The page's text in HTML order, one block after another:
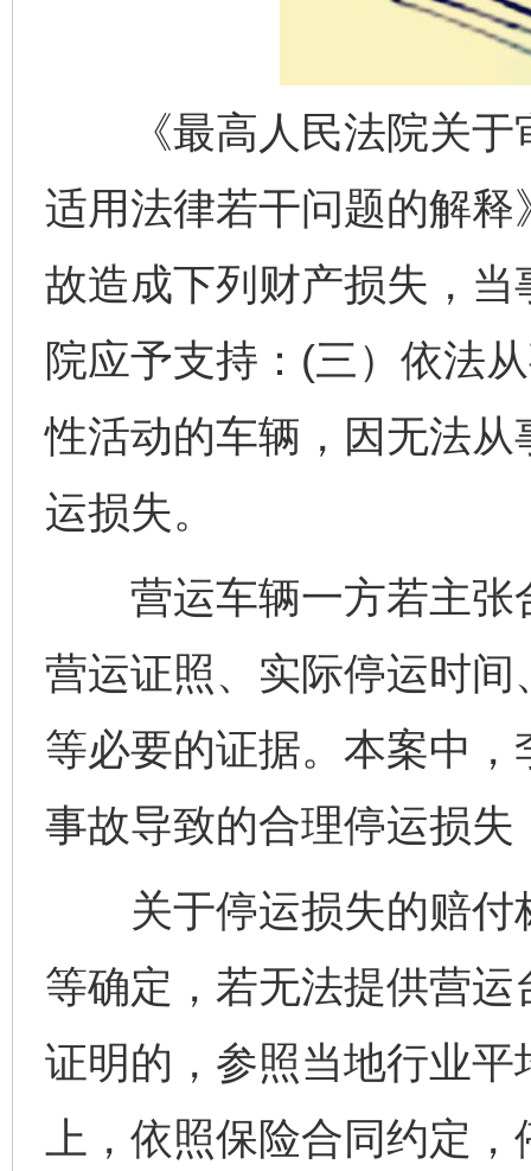
《最高人民法院关于
适用法律若干问题的解
故造成下列财产损失，
院应予支持：(三）依法
性活动的车辆，因无法
运损失。
营运车辆一方若主张
营运证照、实际停运时
等必要的证据。本案中
事故导致的合理停运损
关于停运损失的赔付
等确定，若无法提供营
证明的，参照当地行业
上，依照保险合同约定